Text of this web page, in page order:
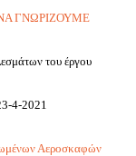
ΓΝΩΡΙΖΟΥΜΕ
του έργου
4-2021
Αεροσκαφών